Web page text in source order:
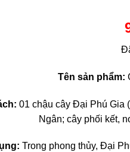
Tên sản phẩm:
01 chậu cây Đại Phú Gia
Ngân; cây phối kết,
Trong phong thủy, Đại